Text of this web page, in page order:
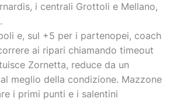
i centrali Grottoli e Mellano,
e, sul +5 per i partenopei, coach
ai ripari chiamando timeout
Zornetta, reduce da un
meglio della condizione. Mazzone
i primi punti e i salentini